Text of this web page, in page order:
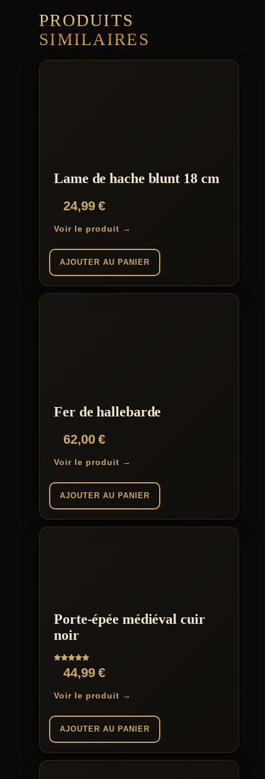
PRODUITS
SIMILAIRES
Lame de hache blunt 18 cm
24,99€
Voir le produit →
AJOUTER AU PANIER
Fer de hallebarde
62,00€
Voir le produit →
AJOUTER AU PANIER
Porte-épée médiéval cuir
noir
5.0044,99€
Voir le produit →
AJOUTER AU PANIER